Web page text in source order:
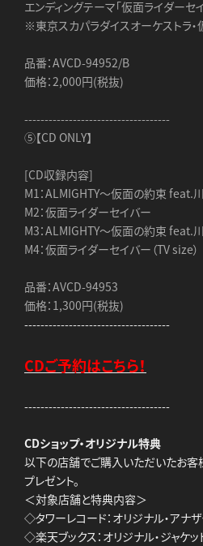
エンディングテーマ「仮面ライダーセ
※東京スカパラダイスオーケストラ
品番：AVCD-94952/B
価格：2,000円(税抜)
------------------------------------
⑤【CD ONLY】
[CD収録内容]
M1：ALMIGHTY～仮面の約束 feat.
M2：仮面ライダーセイバー
M3：ALMIGHTY～仮面の約束 feat.川
M4：仮面ライダーセイバー（TV size）
品番：AVCD-94953
価格：1,300円(税抜)
------------------------------------
CDご予約はこちら！
------------------------------------
CDショップ・オリジナル特典
以下の店舗でご購入いただいたお客
プレゼント。
＜対象店舗と特典内容＞
◇タワーレコード：オリジナル・アナ
◇楽天ブックス：オリジナル・ジャケッ